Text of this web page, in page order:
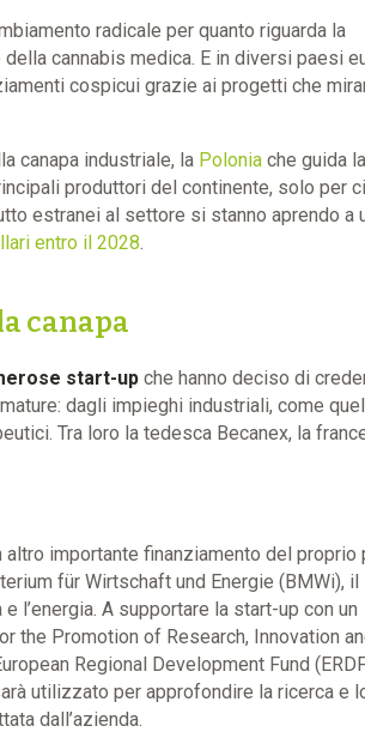
radicale per quanto riguarda la
cannabis medica. E in diversi paesi
cospicui grazie ai progetti che
canapa industriale, la Poloniache guida
produttori del continente, solo per
estranei al settore si stanno aprendo a
entro il 2028.
canapa
start-upche hanno deciso di
dagli impieghi industriali, come
Tra loro la tedesca Becanex, la
altro importante finanziamento del proprio
für Wirtschaft und Energie (BMWi), il
l’energia. A supportare la start-up con un
the Promotion of Research, Innovation
Regional Development Fund
utilizzato per approfondire la ricerca e
dall’azienda.